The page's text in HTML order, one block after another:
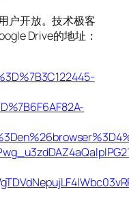
户开放。技术极客
Drive的地址：